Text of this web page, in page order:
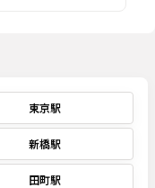
東京駅
新橋駅
田町駅